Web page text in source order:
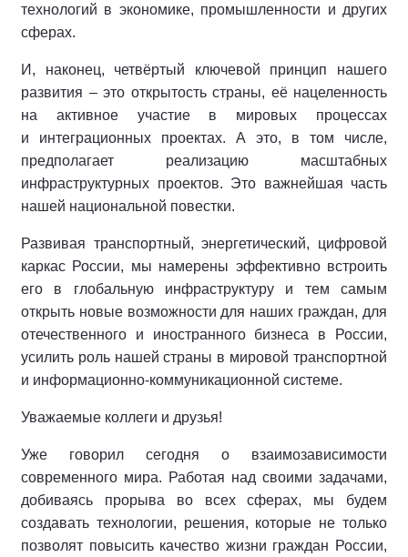
технологий в экономике, промышленности и других
сферах.
И, наконец, четвёртый ключевой принцип нашего
развития – это открытость страны, её нацеленность
на активное участие в мировых процессах
и интеграционных проектах. А это, в том числе,
предполагает реализацию масштабных
инфраструктурных проектов. Это важнейшая часть
нашей национальной повестки.
Развивая транспортный, энергетический, цифровой
каркас России, мы намерены эффективно встроить
его в глобальную инфраструктуру и тем самым
открыть новые возможности для наших граждан, для
отечественного и иностранного бизнеса в России,
усилить роль нашей страны в мировой транспортной
и информационно-коммуникационной системе.
Уважаемые коллеги и друзья!
Уже говорил сегодня о взаимозависимости
современного мира. Работая над своими задачами,
добиваясь прорыва во всех сферах, мы будем
создавать технологии, решения, которые не только
позволят повысить качество жизни граждан России,